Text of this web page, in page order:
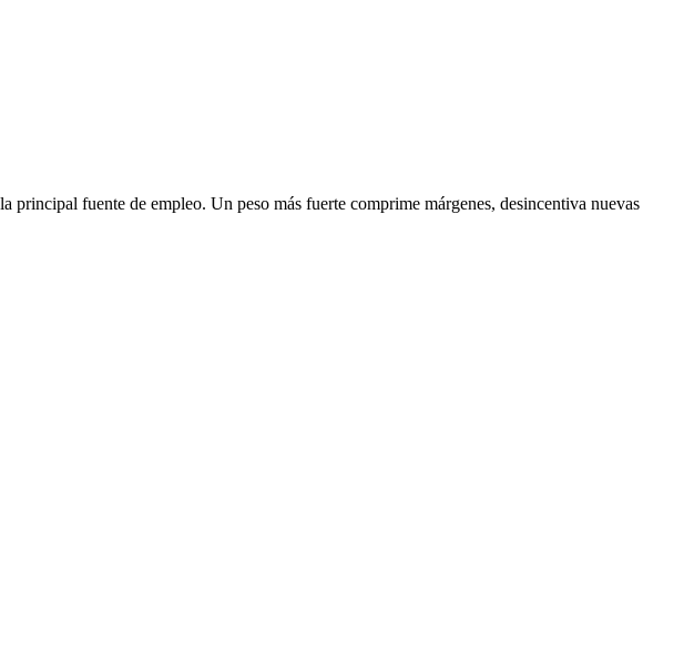
principal fuente de empleo. Un peso más fuerte comprime márgenes, desincentiva nuevas